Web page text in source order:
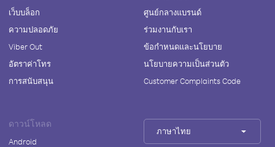
เว็บบล็อก
ความปลอดภัย
Viber Out
อัตราค่าโทร
การสนับสนุน
ศูนย์กลางแบรนด์
ร่วมงานกับเรา
ข้อกำหนดและนโยบาย
นโยบายความเป็นส่วนตัว
Customer Complaints Code
ดาวน์โหลด
Android
ภาษาไทย